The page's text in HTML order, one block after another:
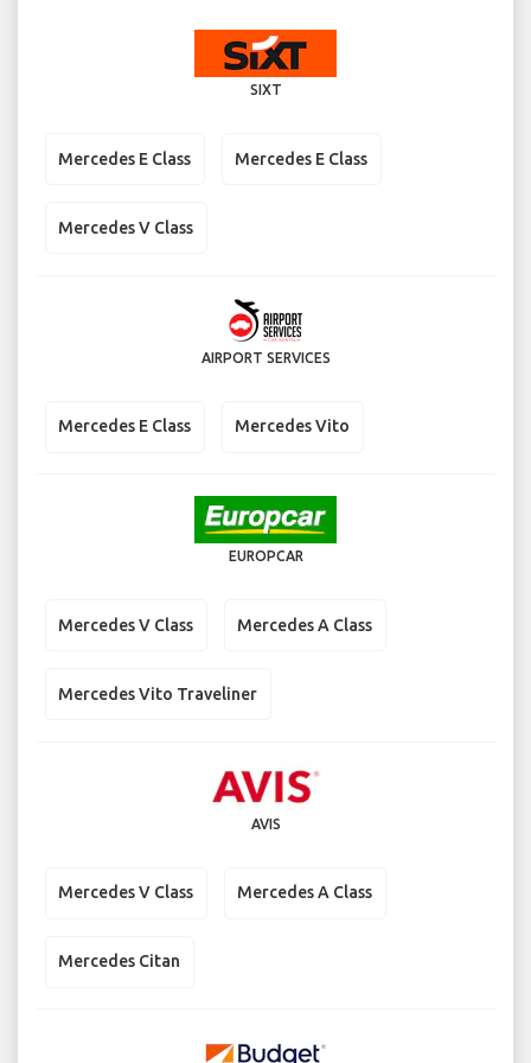
SIXT
Mercedes E Class Mercedes E Class
Mercedes V Class
AIRPORT SERVICES
Mercedes E Class Mercedes Vito
EUROPCAR
Mercedes V Class Mercedes A Class
Mercedes Vito Traveliner
AVIS
Mercedes V Class Mercedes A Class
Mercedes Citan